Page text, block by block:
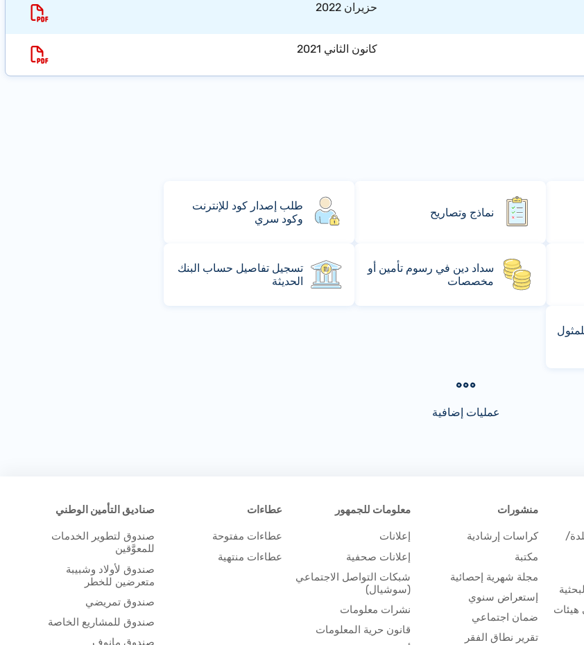
حزيران 2022
كانون الثاني 2021
نماذج وتصاريح
طلب إصدار كود للإنترنت
وكود سري
سداد دين في رسوم تأمين أو
مخصصات
تسجيل تفاصيل حساب البنك
الحديثة
عمليات إضافية
هيئات
منشورات
كراسات إرشادية
مكتبة
مجلة شهرية إحصائية
إستعراض سنوي
ضمان اجتماعي
تقرير نطاق الفقر
معلومات للجمهور
إعلانات
إعلانات صحفية
شبكات التواصل الاجتماعي
(سوشيال)
نشرات معلومات
قانون حرية المعلومات
عطاءات
عطاءات مفتوحة
عطاءات منتهية
صناديق التأمين الوطني
صندوق لتطوير الخدمات
للمعوَّقين
صندوق لأولاد وشبيبة
متعرضين للخطر
صندوق تمريضي
صندوق للمشاريع الخاصة
صندوق مانوف